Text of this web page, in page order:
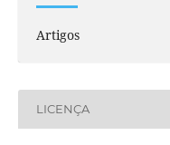
Artigos
LICENÇA